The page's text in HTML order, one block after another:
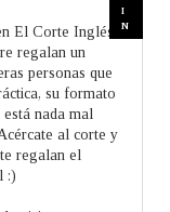
El Corte Inglés,
regalan un
personas que
su formato
nada mal
al corte y
regalan el
:)